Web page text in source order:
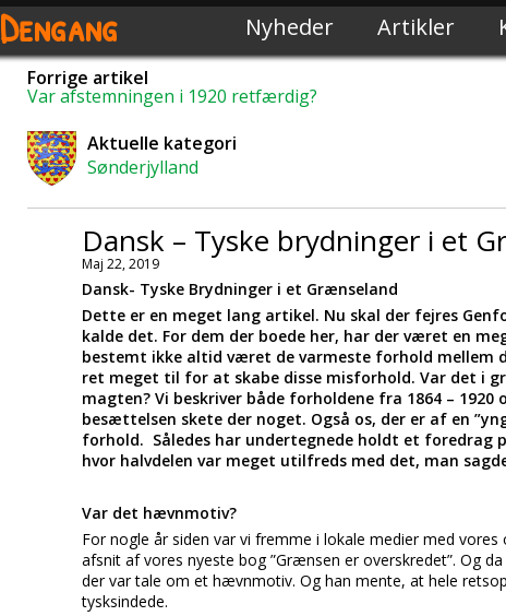
Dengang Nyheder Artikler
Forrige artikel
Var afstemningen i 1920 retfærdig?
Aktuelle kategori
Sønderjylland
Dansk – Tyske brydninger i et
Maj 22, 2019
Dansk- Tyske Brydninger i et Grænseland
Dette er en meget lang artikel. Nu skal der fejres
kalde det. For dem der boede her, har der været en
bestemt ikke altid været de varmeste forhold mellem
ret meget til for at skabe disse misforhold. Var det i
magten? Vi beskriver både forholdene fra 1864 –
besættelsen skete der noget. Også os, der er af en
forhold. Således har undertegnede holdt et foredrag
hvor halvdelen var meget utilfreds med det, man
Var det hævnmotiv?
For nogle år siden var vi fremme i lokale medier med
afsnit af vores nyeste bog ”Grænsen er overskredet”. Og
der var tale om et hævnmotiv. Og han mente, at hele
tysksindede.